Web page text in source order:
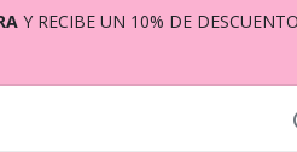
Y RECIBE UN 10% DE